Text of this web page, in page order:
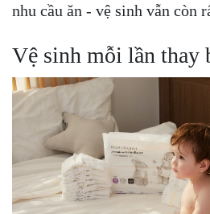
nhu cầu ăn - vệ sinh vẫn còn
Vệ sinh mỗi lần thay